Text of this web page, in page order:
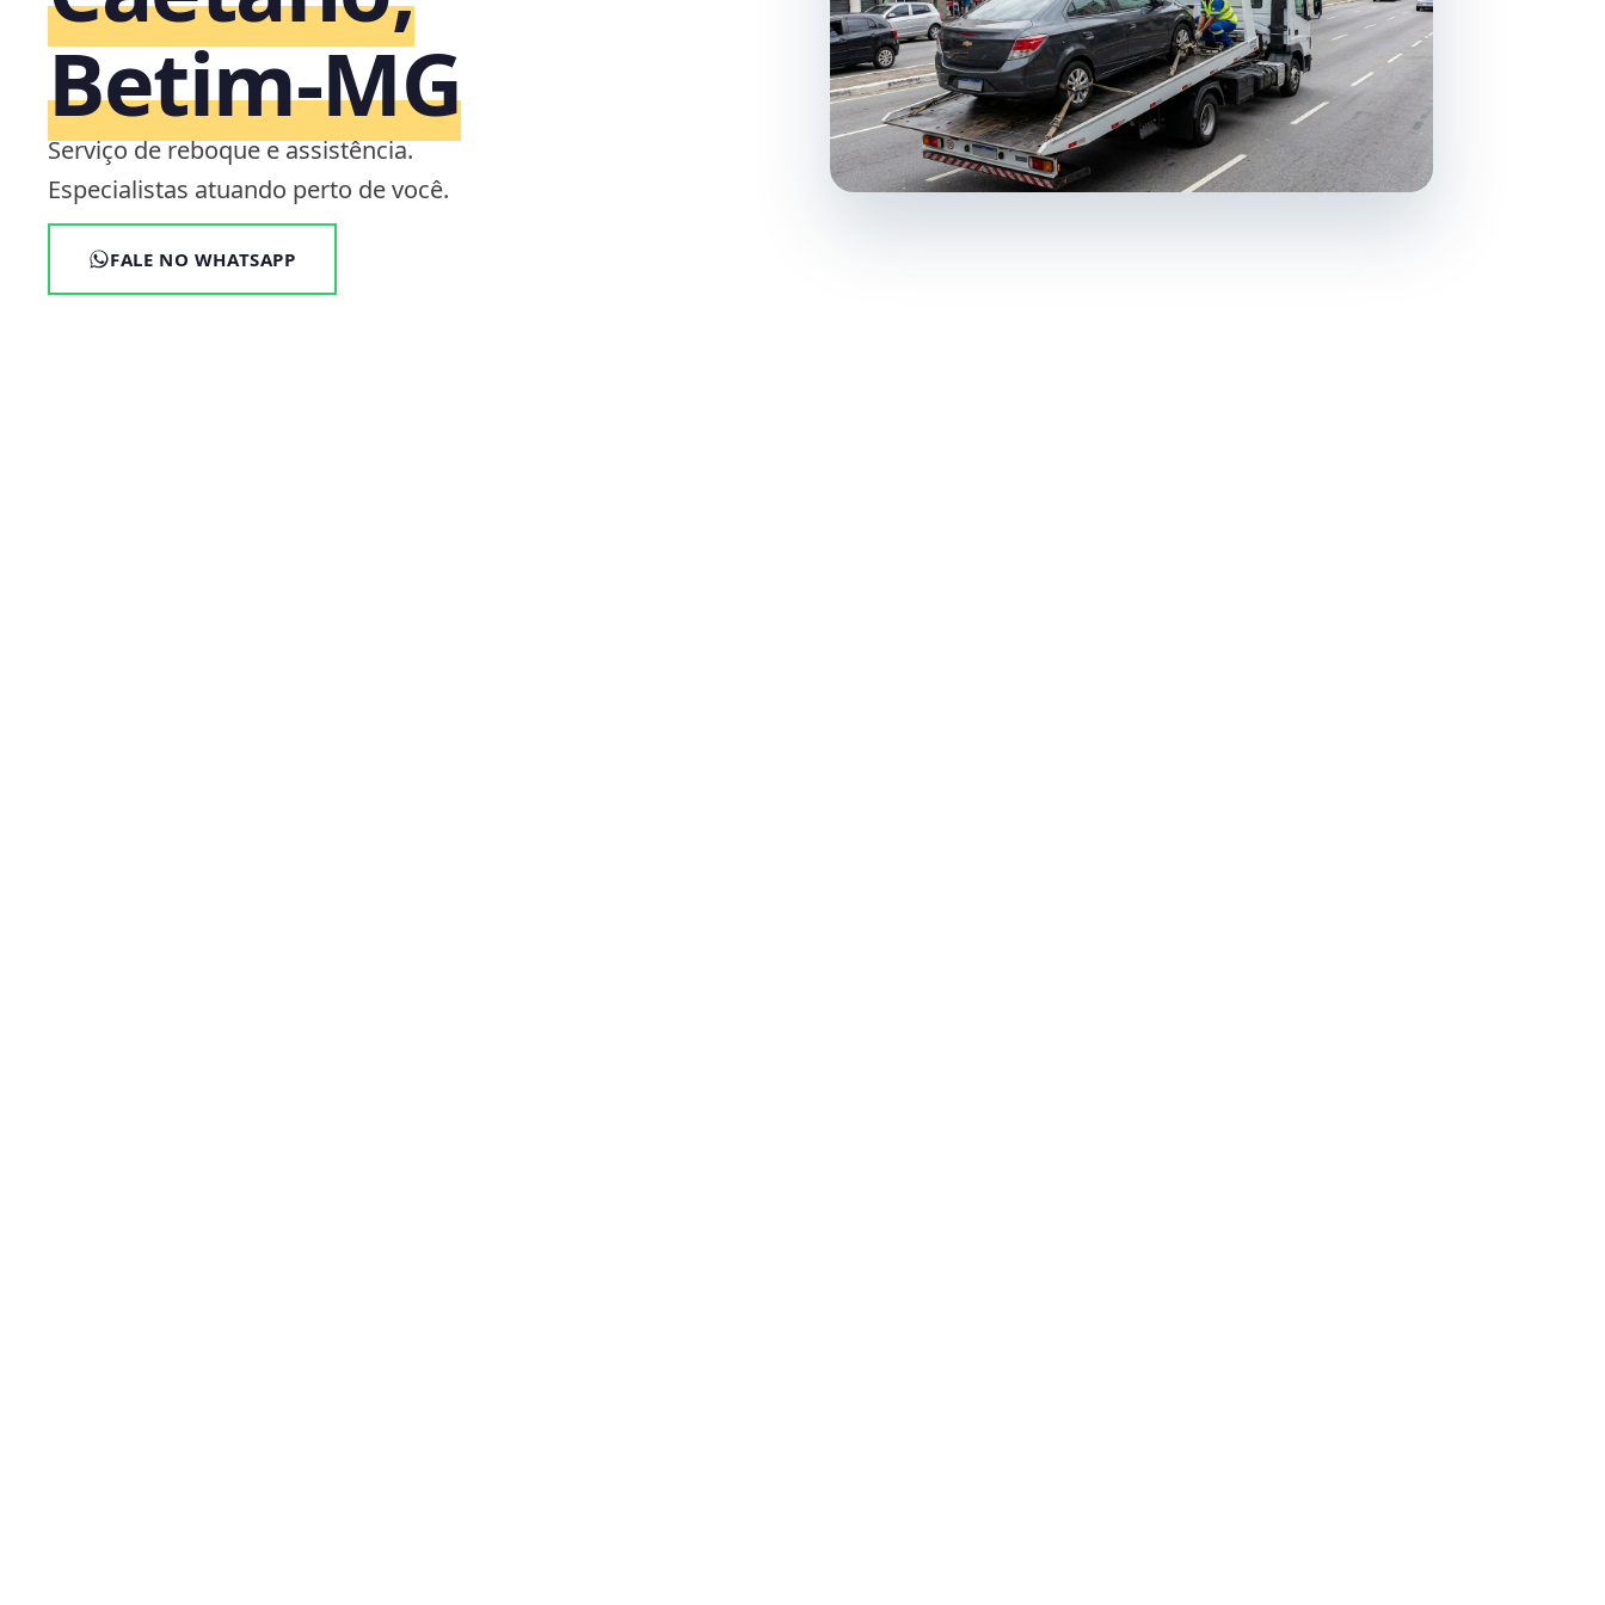
Betim‑MG
Serviço de reboque e assistência.
Especialistas atuando perto de você.
FALE NO WHATSAPP